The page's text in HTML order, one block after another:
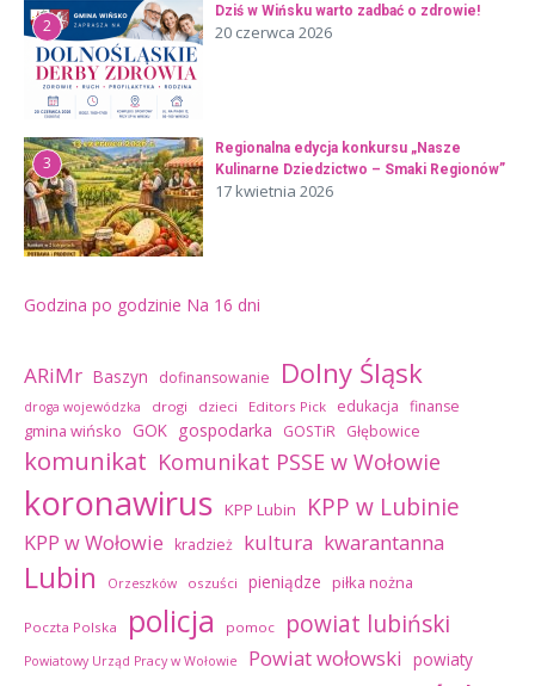
2
Dziś w Wińsku warto zadbać o zdrowie!
20 czerwca 2026
3
Regionalna edycja konkursu „Nasze
Kulinarne Dziedzictwo – Smaki Regionów”
17 kwietnia 2026
Godzina po godzinie Na 16 dni
ARiMr Baszyn dofinansowanie Dolny Śląsk
droga wojewódzka drogi dzieci Editors Pick edukacja finanse
gmina wińsko GOK gospodarka GOSTiR Głębowice
komunikat Komunikat PSSE w Wołowie
koronawirus KPP Lubin KPP w Lubinie
KPP w Wołowie kradzież kultura kwarantanna
Lubin Orzeszków oszuści pieniądze piłka nożna
Poczta Polska policja pomoc powiat lubiński
Powiatowy Urząd Pracy w Wołowie Powiat wołowski powiaty